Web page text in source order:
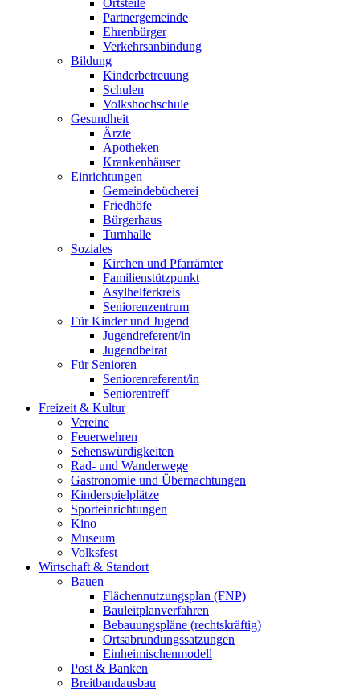
Ortsteile
Partnergemeinde
Ehrenbürger
Verkehrsanbindung
Bildung
Kinderbetreuung
Schulen
Volkshochschule
Gesundheit
Ärzte
Apotheken
Krankenhäuser
Einrichtungen
Gemeindebücherei
Friedhöfe
Bürgerhaus
Turnhalle
Soziales
Kirchen und Pfarrämter
Familienstützpunkt
Asylhelferkreis
Seniorenzentrum
Für Kinder und Jugend
Jugendreferent/in
Jugendbeirat
Für Senioren
Seniorenreferent/in
Seniorentreff
Freizeit & Kultur
Vereine
Feuerwehren
Sehenswürdigkeiten
Rad- und Wanderwege
Gastronomie und Übernachtungen
Kinderspielplätze
Sporteinrichtungen
Kino
Museum
Volksfest
Wirtschaft & Standort
Bauen
Flächennutzungsplan (FNP)
Bauleitplanverfahren
Bebauungspläne (rechtskräftig)
Ortsabrundungssatzungen
Einheimischenmodell
Post & Banken
Breitbandausbau